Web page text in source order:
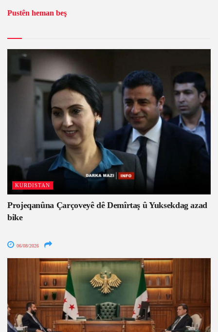
Pustên heman beş
KURDISTAN
Projeqanûna Çarçoveyê dê Demîrtaş û Yuksekdag azad
bike
06/08/2026